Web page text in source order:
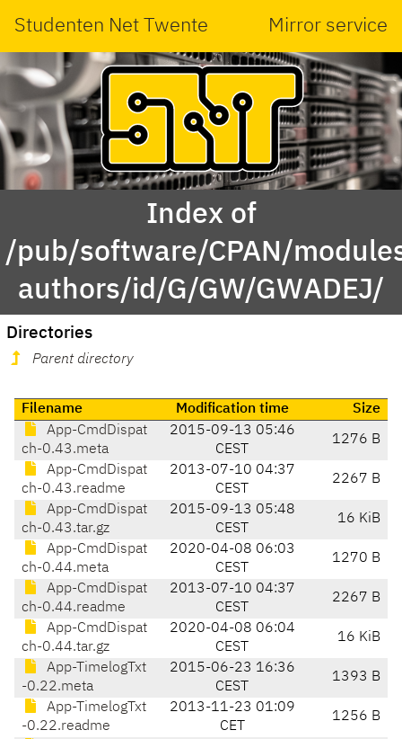
Studenten Net Twente Mirror service
Index of
/pub/software/CPAN/
authors/id/G/GW/GWADEJ/
Directories
Parent directory
Filename Modification time
Size
App-CmdDispat
ch-0.43.meta
2015-09-13 05:46
CEST
1276 B
App-CmdDispat
ch-0.43.readme
2013-07-10 04:37
CEST
2267 B
App-CmdDispat
ch-0.43.tar.gz
2015-09-13 05:48
CEST
16 KiB
App-CmdDispat
ch-0.44.meta
2020-04-08 06:03
CEST
1270 B
App-CmdDispat
ch-0.44.readme
2013-07-10 04:37
CEST
2267 B
App-CmdDispat
ch-0.44.tar.gz
2020-04-08 06:04
CEST
16 KiB
App-TimelogTxt
-0.22.meta
2015-06-23 16:36
CEST
1393 B
App-TimelogTxt
-0.22.readme
2013-11-23 01:09
CET
1256 B